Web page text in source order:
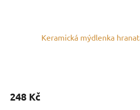
Keramická mýdlenka
248 Kč